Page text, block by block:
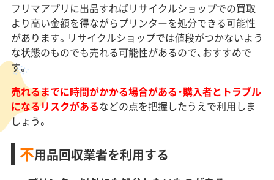
フリマアプリに出品すればリサイクルショップでの買取
より高い金額を得ながらプリンターを処分できる可能性
があります。リサイクルショップでは値段がつかないよう
な状態のものでも売れる可能性があるので、おすすめで
す。
売れるまでに時間がかかる場合がある・購入者とトラブル
になるリスクがあるなどの点を把握したうえで利用しま
しょう。
不用品回収業者を利用する